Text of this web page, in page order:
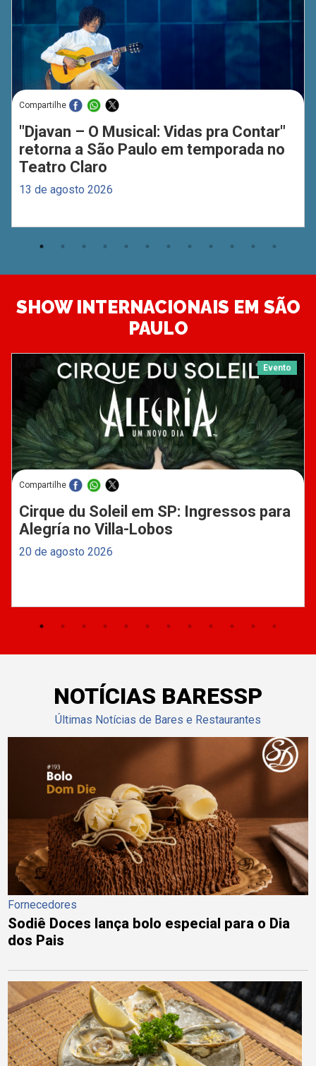
Compartilhe
"Djavan – O Musical: Vidas pra Contar"
retorna a São Paulo em temporada no
Teatro Claro
13 de agosto 2026
SHOW INTERNACIONAIS EM SÃO
PAULO
Evento
Compartilhe
Cirque du Soleil em SP: Ingressos para
Alegría no Villa-Lobos
20 de agosto 2026
NOTÍCIAS BARESSP
Últimas Notícias de Bares e Restaurantes
Fornecedores
Sodiê Doces lança bolo especial para o Dia
dos Pais